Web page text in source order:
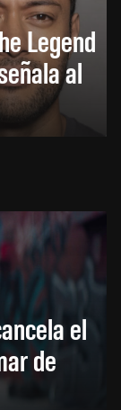
Legend
al
el
de